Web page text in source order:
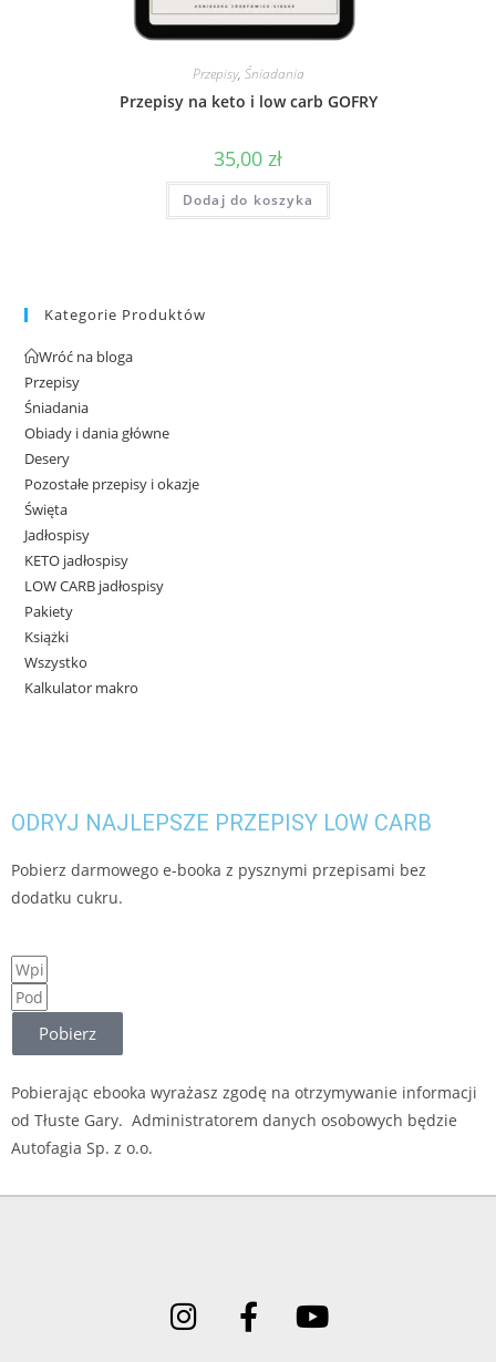
Przepisy, Śniadania
Przepisy na keto i low carb GOFRY
35,00 zł
Dodaj do koszyka
Kategorie Produktów
Wróć na bloga
Przepisy
Śniadania
Obiady i dania główne
Desery
Pozostałe przepisy i okazje
Święta
Jadłospisy
KETO jadłospisy
LOW CARB jadłospisy
Pakiety
Książki
Wszystko
Kalkulator makro
ODRYJ NAJLEPSZE PRZEPISY LOW CARB
Pobierz darmowego e-booka z pysznymi przepisami bez
dodatku cukru.
Pobierz
Pobierając ebooka wyrażasz zgodę na otrzymywanie informacji
od Tłuste Gary. Administratorem danych osobowych będzie
Autofagia Sp. z o.o.